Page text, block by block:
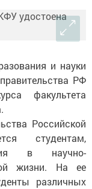
и науки
РФ
факультета
Российской
студентам,
в научно-
жизни. На ее
различных